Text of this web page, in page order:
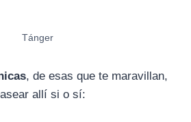
Tánger
, de esas que te maravillan,
allí si o sí: